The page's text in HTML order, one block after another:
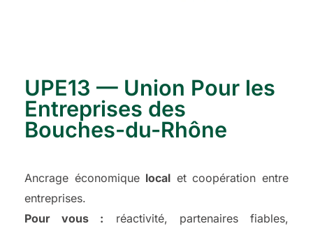
UPE13 — Union Pour les
Entreprises des
Bouches-du-Rhône
Ancrage économique local et coopération entre
entreprises.
Pour vous : réactivité, partenaires fiables,